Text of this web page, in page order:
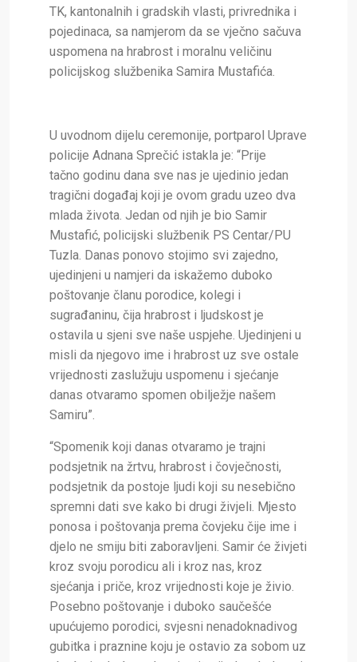
TK, kantonalnih i gradskih vlasti, privrednika i
pojedinaca, sa namjerom da se vječno sačuva
uspomena na hrabrost i moralnu veličinu
policijskog službenika Samira Mustafića.
U uvodnom dijelu ceremonije, portparol Uprave
policije Adnana Sprečić istakla je: “Prije
tačno godinu dana sve nas je ujedinio jedan
tragični događaj koji je ovom gradu uzeo dva
mlada života. Jedan od njih je bio Samir
Mustafić, policijski službenik PS Centar/PU
Tuzla. Danas ponovo stojimo svi zajedno,
ujedinjeni u namjeri da iskažemo duboko
poštovanje članu porodice, kolegi i
sugrađaninu, čija hrabrost i ljudskost je
ostavila u sjeni sve naše uspjehe. Ujedinjeni u
misli da njegovo ime i hrabrost uz sve ostale
vrijednosti zaslužuju uspomenu i sjećanje
danas otvaramo spomen obilježje našem
Samiru”.
“Spomenik koji danas otvaramo je trajni
podsjetnik na žrtvu, hrabrost i čovječnosti,
podsjetnik da postoje ljudi koji su nesebično
spremni dati sve kako bi drugi živjeli. Mjesto
ponosa i poštovanja prema čovjeku čije ime i
djelo ne smiju biti zaboravljeni. Samir će živjeti
kroz svoju porodicu ali i kroz nas, kroz
sjećanja i priče, kroz vrijednosti koje je živio.
Posebno poštovanje i duboko saučešće
upućujemo porodici, svjesni nenadoknadivog
gubitka i praznine koju je ostavio za sobom uz